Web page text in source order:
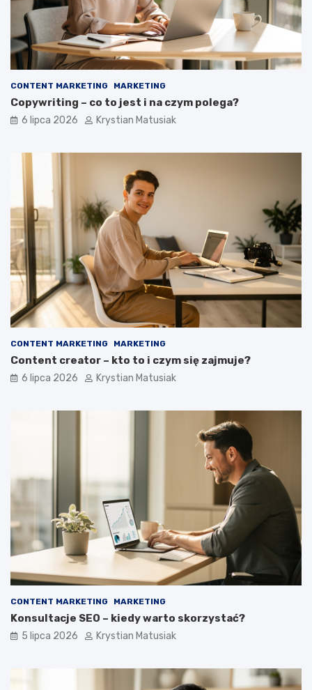
CONTENT MARKETING MARKETING
Copywriting – co to jest i na czym polega?
6 lipca 2026 Krystian Matusiak
CONTENT MARKETING MARKETING
Content creator – kto to i czym się zajmuje?
6 lipca 2026 Krystian Matusiak
CONTENT MARKETING MARKETING
Konsultacje SEO – kiedy warto skorzystać?
5 lipca 2026 Krystian Matusiak